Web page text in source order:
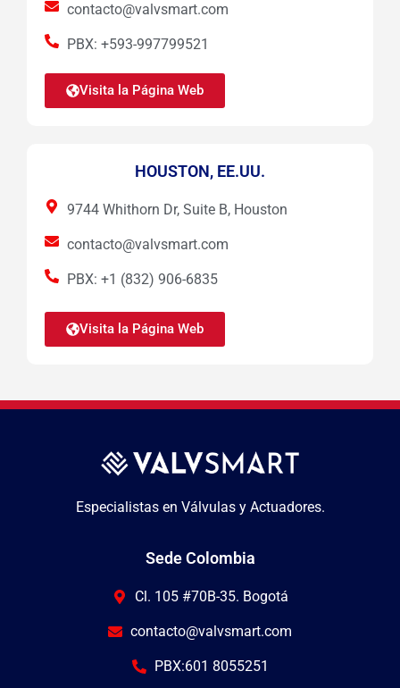
contacto@valvsmart.com
PBX: +593-997799521
Visita la Página Web
HOUSTON, EE.UU.
9744 Whithorn Dr, Suite B, Houston
contacto@valvsmart.com
PBX: +1 (832) 906-6835
Visita la Página Web
Especialistas en Válvulas y Actuadores.
Sede Colombia
Cl. 105 #70B-35. Bogotá
contacto@valvsmart.com
PBX:601 8055251